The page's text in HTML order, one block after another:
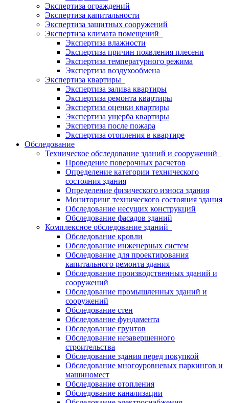
Экспертиза ограждений
Экспертиза капитальности
Экспертиза защитных сооружений
Экспертиза климата помещений
Экспертиза влажности
Экспертиза причин появления плесени
Экспертиза температурного режима
Экспертиза воздухообмена
Экспертиза квартиры
Экспертиза залива квартиры
Экспертиза ремонта квартиры
Экспертиза оценки квартиры
Экспертиза ущерба квартиры
Экспертиза после пожара
Экспертиза отопления в квартире
Обследование
Техническое обследование зданий и сооружений
Проведение поверочных расчетов
Определение категории технического
состояния здания
Определение физического износа здания
Мониторинг технического состояния здания
Обследование несущих конструкций
Обследование фасадов зданий
Комплексное обследование зданий
Обследование кровли
Обследование инженерных систем
Обследование для проектирования
капитального ремонта здания
Обследование производственных зданий и
сооружений
Обследование промышленных зданий и
сооружений
Обследование стен
Обследование фундамента
Обследование грунтов
Обследование незавершенного
строительства
Обследование здания перед покупкой
Обследование многоуровневых паркингов и
машиномест
Обследование отопления
Обследование канализации